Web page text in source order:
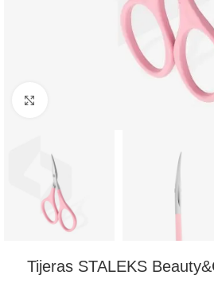
Tijeras STALEKS